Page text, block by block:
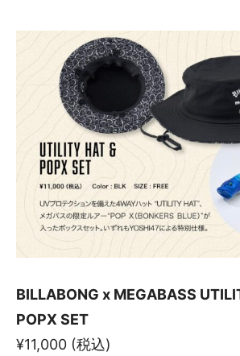
BILLABONG x MEGABASS
POPX SET
¥11,000 (税込)